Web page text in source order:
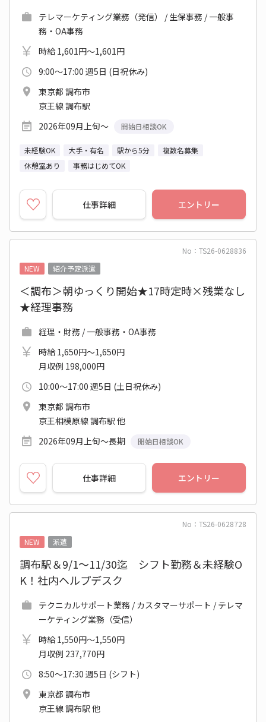
テレマーケティング業務（発信） / 生保事務 / 一般事
務・OA事務
時給 1,601円～1,601円
9:00～17:00 週5日 (日祝休み)
東京都 調布市
京王線 調布駅
2026年09月上旬～
開始日相談OK
未経験OK 大手・有名 駅から5分
複数名募集
休憩室あり
事務はじめてOK
仕事詳細 エントリー
No：TS26-0628836
NEW
紹介予定派遣
＜調布＞朝ゆっくり開始★17時定時×残業なし
★経理事務
経理・財務 / 一般事務・OA事務
時給 1,650円～1,650円
月収例 198,000円
10:00～17:00 週5日 (土日祝休み)
東京都 調布市
京王相模原線 調布駅 他
2026年09月上旬～長期
開始日相談OK
仕事詳細 エントリー
No：TS26-0628728
NEW
派遣
調布駅＆9/1～11/30迄 シフト勤務＆未経験O
K！社内ヘルプデスク
テクニカルサポート業務 / カスタマーサポート / テレマ
ーケティング業務（受信）
時給 1,550円～1,550円
月収例 237,770円
8:50～17:30 週5日 (シフト)
東京都 調布市
京王線 調布駅 他